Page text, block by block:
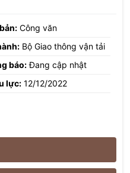
Công văn
Bộ Giao thông vận tải
báo:Đang cập nhật
lực: 12/12/2022